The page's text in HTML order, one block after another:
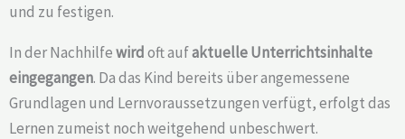
und zu festigen.
In der Nachhilfewirdoft aufaktuelle Unterrichtsinhalte
eingegangen. Da das Kind bereits über angemessene
Grundlagen und Lernvoraussetzungen verfügt, erfolgt das
Lernen zumeist noch weitgehend unbeschwert.